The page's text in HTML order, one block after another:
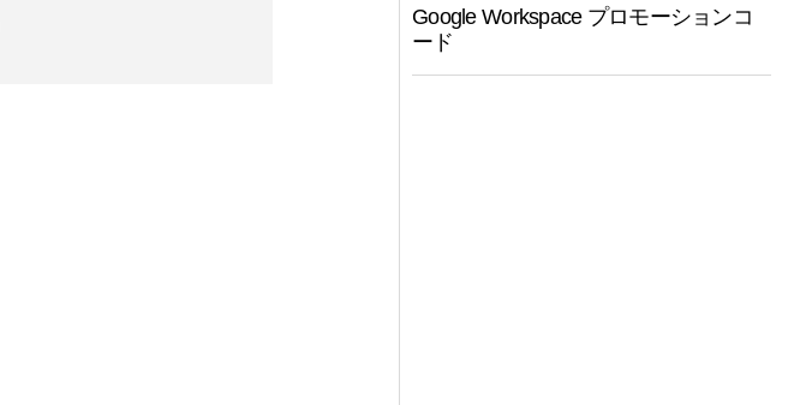
Google Workspace プロモーションコ
ード